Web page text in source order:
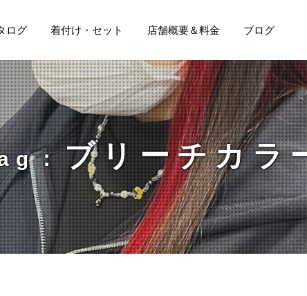
ログ 着付け・セット 店舗概要＆料金 ブログ
：ブリーチカラ